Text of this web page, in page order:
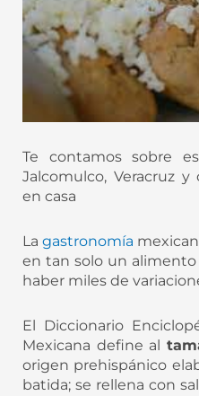
Te contamos sobre
Jalcomulco, Veracruz
en casa
La gastronomía
en tan solo un
haber miles de
El Diccionario
Mexicana define al
origen prehispánico
batida; se rellena con